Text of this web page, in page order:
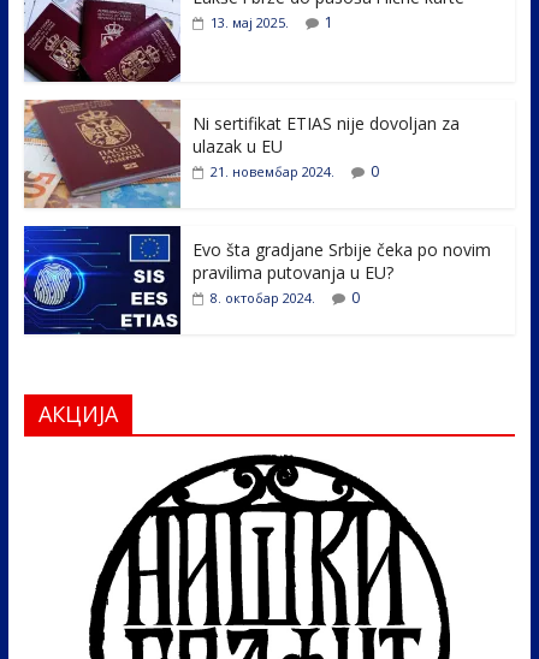
b
o
o
k
er e e
13. мај 2025. 1
Ni sertifikat ETIAS nije dovoljan za
ulazak u EU
21. новембар 2024. 0
Evo šta gradjane Srbije čeka po novim
pravilima putovanja u EU?
8. октобар 2024. 0
АКЦИЈА